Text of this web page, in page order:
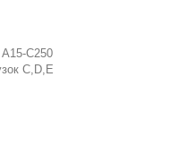
C250
C,D,E